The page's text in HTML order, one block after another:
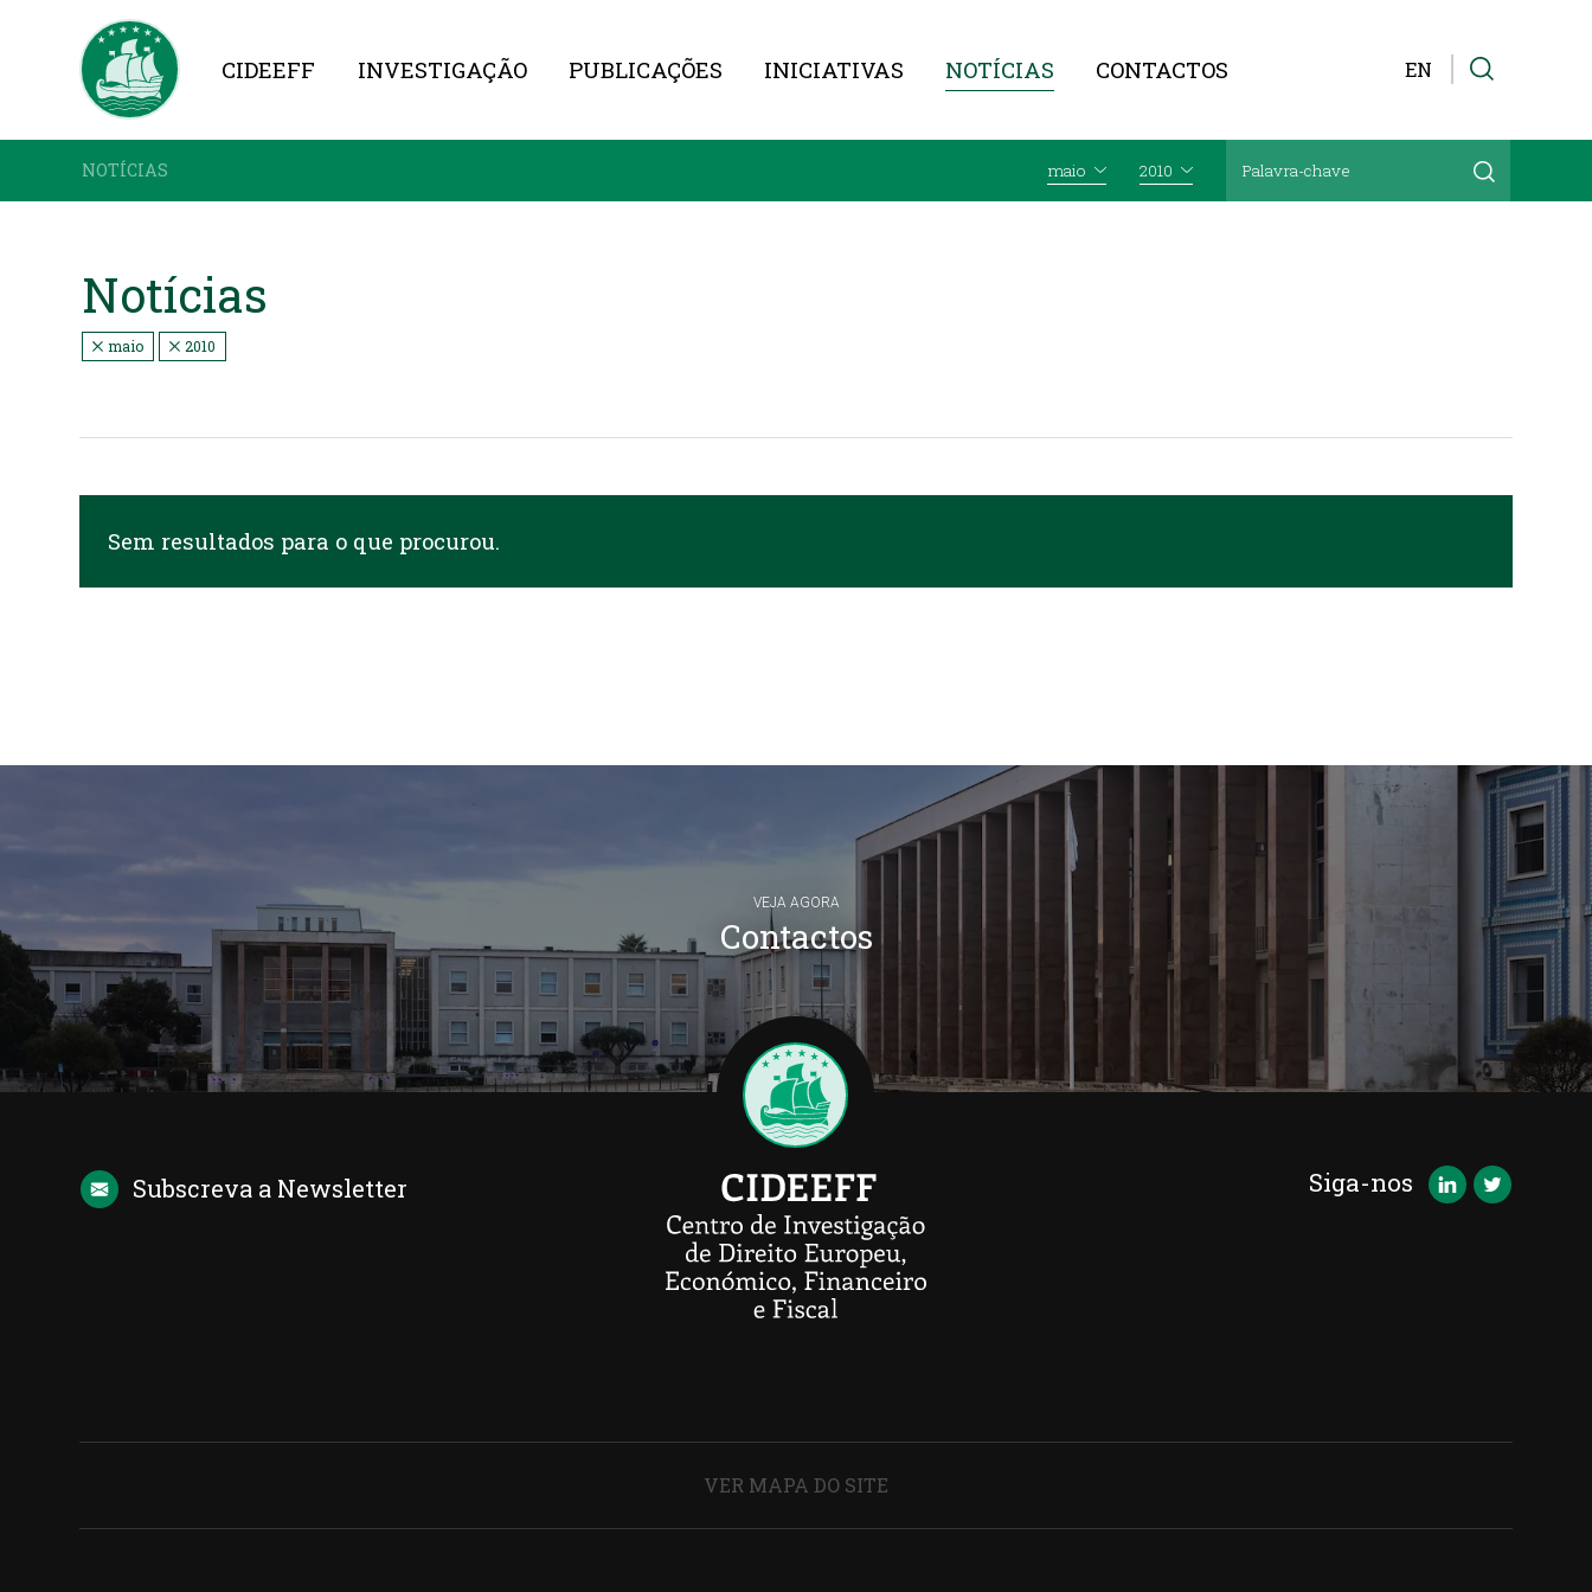
CIDEEFF INVESTIGAÇÃO PUBLICAÇÕES INICIATIVAS NOTÍCIAS
NOTÍCIAS maio 2010
CONTACTOS EN
Notícias
maio 2010
Sem resultados para o que procurou.
VEJA AGORA
Contactos
Subscreva a Newsletter Siga-nos
VER MAPA DO SITE